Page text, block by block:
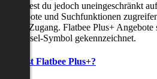
Möchtest du jedoch uneingeschränkt
Angebote und Suchfunktionen
Plus+ Zugang. Flatbee Plus+
Schlüssel-Symbol gekennzeichnet.
Was ist Flatbee Plus+?